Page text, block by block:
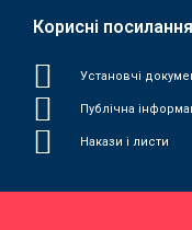
Корисні посилання
Установчі
Публічна
Накази і листи